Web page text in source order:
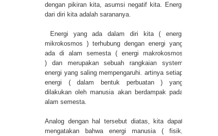
dengan pikiran kita, asumsi negatif kita. Energi
dari diri kita adalah sarananya.
Energi yang ada dalam diri kita ( energi
mikrokosmos ) terhubung dengan energi yang
ada di alam semesta ( energi makrokosmos
) dan merupakan sebuah rangkaian system
energi yang saling mempengaruhi. artinya setiap
energi ( dalam bentuk perbuatan ) yang
dilakukan oleh manusia akan berdampak pada
alam semesta.
Analog dengan hal tersebut diatas, kita dapat
mengatakan bahwa energi manusia ( fisik,